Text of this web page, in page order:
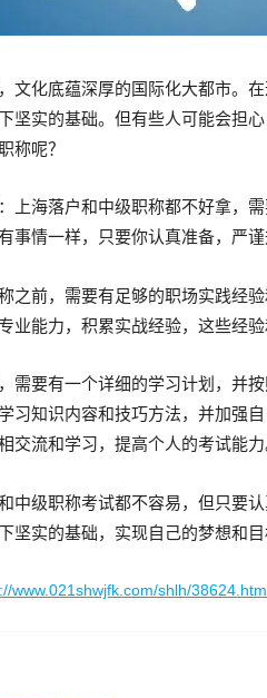
文化底蕴深厚的国际化大都市。
坚实的基础。但有些人可能会担
称呢？
上海落户和中级职称都不好拿，
事情一样，只要你认真准备，严
之前，需要有足够的职场实践经
业能力，积累实战经验，这些经
需要有一个详细的学习计划，并
习知识内容和技巧方法，并加强
交流和学习，提高个人的考试能力
中级职称考试都不容易，但只要
坚实的基础，实现自己的梦想和目
www.021shwjfk.com/shlh/